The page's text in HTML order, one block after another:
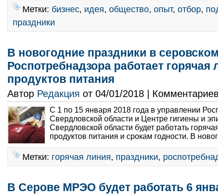
Метки: бизнес, идея, общество, опыт, отбор,
праздники
В новогодние праздники в
Роспотребнадзора работает горячая
продуктов питания
Автор Редакция от 04/01/2018 |
С 1 по 15 января 2018 года в управлении
Свердловской области и Центре гигиены и
Свердловской области будет работать
продуктов питания и срокам годности. В
Метки: горячая линия, праздники,
В Серове МРЭО будет работать 6